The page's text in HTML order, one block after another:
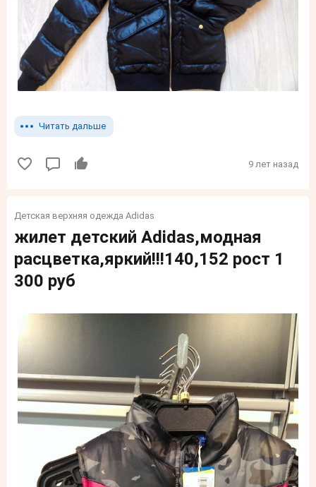
Читать дальше
9 лет назад
Детская верхняя одежда Adidas
жилет детский Adidas,модная
расцветка,яркий!!!140,152 рост 1
300 руб